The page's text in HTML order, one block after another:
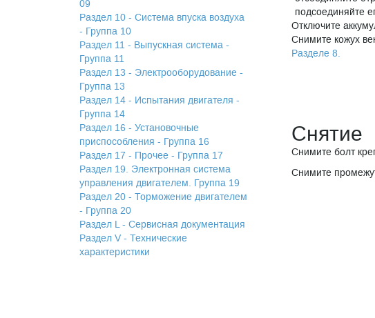
09
Раздел 10 - Система впуска воздуха
- Группа 10
Раздел 11 - Выпускная система -
Группа 11
Раздел 13 - Электрооборудование -
Группа 13
Раздел 14 - Испытания двигателя -
Группа 14
Раздел 16 - Установочные
приспособления - Группа 16
Раздел 17 - Прочее - Группа 17
Раздел 19. Электронная система
управления двигателем. Группа 19
Раздел 20 - Торможение двигателем
- Группа 20
Раздел L - Сервисная документация
Раздел V - Технические
характеристики
подсоединяйте
Отключите
Снимите кожух
Разделе 8.
Снятие
Снимите болт
Снимите